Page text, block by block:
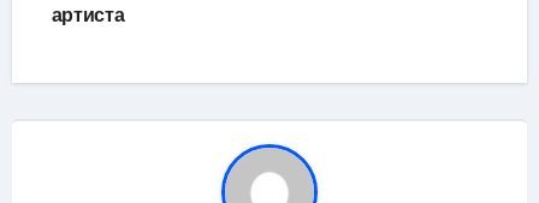
артиста